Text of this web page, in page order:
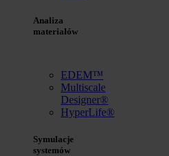
Analiza
materiałów
EDEM™
Multiscale
Designer®
HyperLife®
Symulacje
systemów